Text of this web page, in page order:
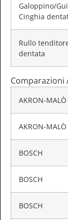
Galoppino/
Cinghia
Rullo
dentata
Comparazioni
AKRON-MALÒ
AKRON-MALÒ
BOSCH
BOSCH
BOSCH